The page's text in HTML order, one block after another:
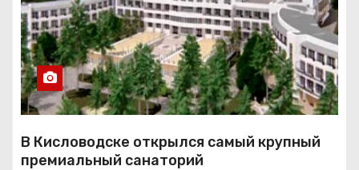
В Кисловодске открылся самый крупный
премиальный санаторий